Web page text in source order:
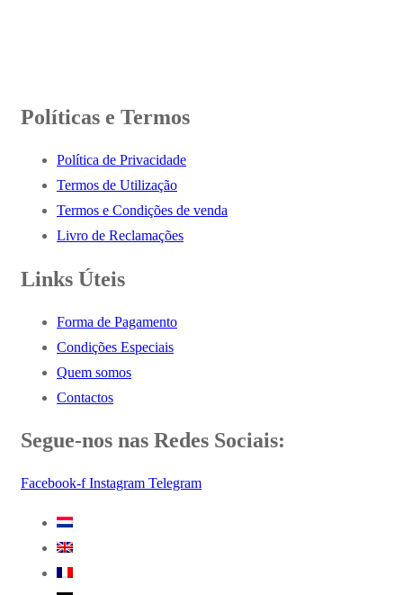
Políticas e Termos
Política de Privacidade
Termos de Utilização
Termos e Condições de venda
Livro de Reclamações
Links Úteis
Forma de Pagamento
Condições Especiais
Quem somos
Contactos
Segue-nos nas Redes Sociais:
Facebook-f Instagram Telegram